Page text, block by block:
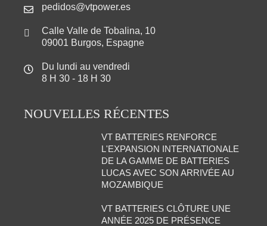
pedidos@vtpower.es
Calle Valle de Tobalina, 10
09001 Burgos, Espagne
Du lundi au vendredi
8 H 30 - 18 H 30
NOUVELLES RÉCENTES
VT BATTERIES RENFORCE
L'EXPANSION INTERNATIONALE
DE LA GAMME DE BATTERIES
LUCAS AVEC SON ARRIVÉE AU
MOZAMBIQUE
VT BATTERIES CLÔTURE UNE
ANNÉE 2025 DE PRÉSENCE